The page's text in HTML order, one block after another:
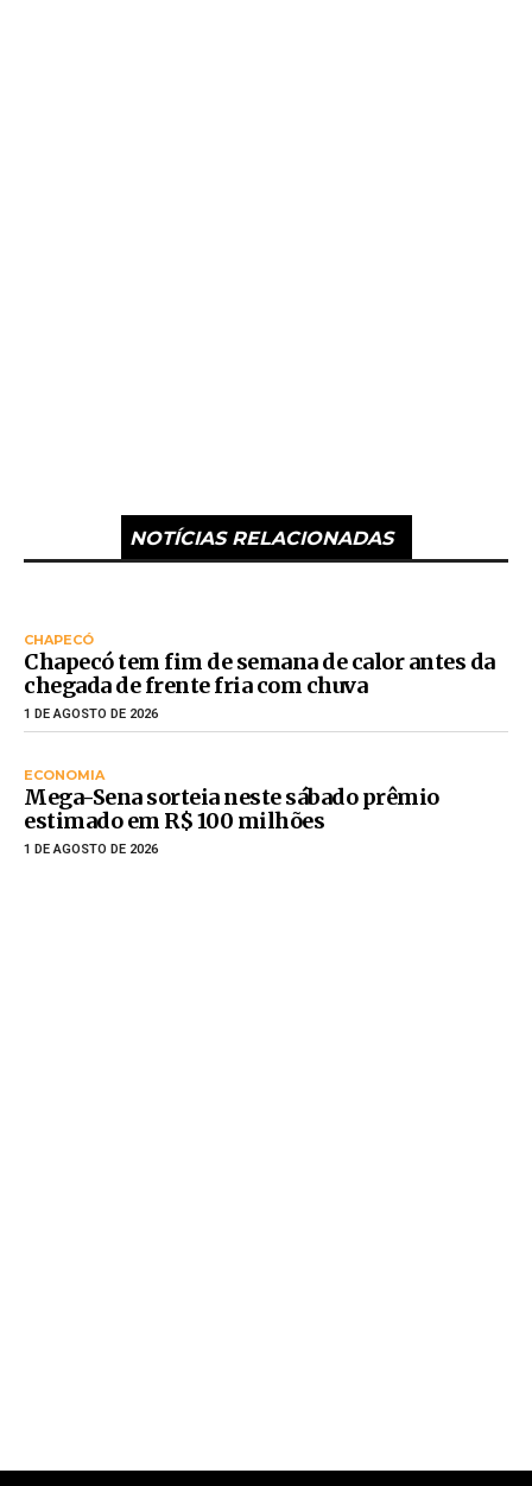
NOTÍCIAS RELACIONADAS
CHAPECÓ
Chapecó tem fim de semana de calor antes da
chegada de frente fria com chuva
1 DE AGOSTO DE 2026
ECONOMIA
Mega-Sena sorteia neste sábado prêmio
estimado em R$ 100 milhões
1 DE AGOSTO DE 2026